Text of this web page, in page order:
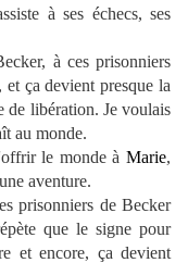
à ses échecs, ses
à ces prisonniers
ça devient presque la
de libération. Je voulais
au monde.
le monde à Marie,
aventure.
prisonniers de Becker
que le signe pour
et encore, ça devient